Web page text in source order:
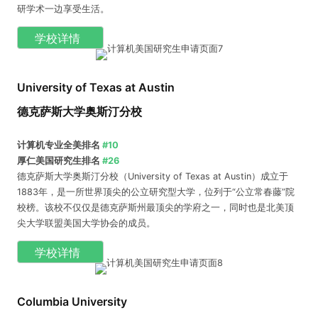
研学术一边享受生活。
学校详情
University of Texas at Austin
德克萨斯大学奥斯汀分校
计算机专业全美排名 #10
厚仁美国研究生排名 #26
德克萨斯大学奥斯汀分校（University of Texas at Austin）成立于
1883年，是一所世界顶尖的公立研究型大学，位列于“公立常春藤”院
校榜。该校不仅仅是德克萨斯州最顶尖的学府之一，同时也是北美顶
尖大学联盟美国大学协会的成员。
学校详情
Columbia University